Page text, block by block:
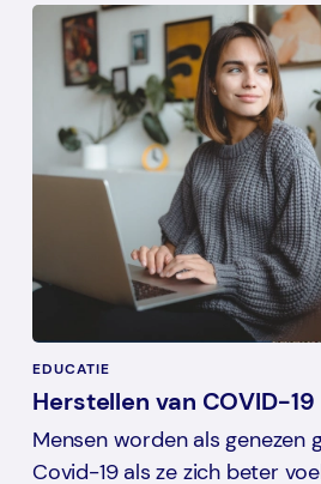
EDUCATIE
Herstellen van COVID-19
Mensen worden als genezen
Covid-19 als ze zich beter